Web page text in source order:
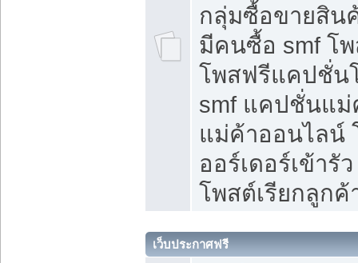
กลุ่มซื้อขายสิน
มีคนซื้อ smf โ
โพสฟรีแคปชั่น
smf แคปชั่นแ
แม่ค้าออนไลน์
ออร์เดอร์เข้ารั
โพสต์เรียกลูกค้
เว็บประกาศฟรี